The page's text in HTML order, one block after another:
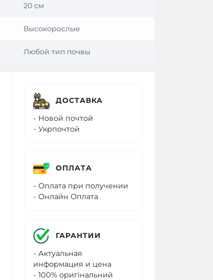
20 см
Высокорослые
Любой тип почвы
ДОСТАВКА
- Новой почтой
- Укрпочтой
ОПЛАТА
- Оплата при получении
- Онлайн Оплата
ГАРАНТИИ
- Актуальная
информация и цена
- 100% оригінальний